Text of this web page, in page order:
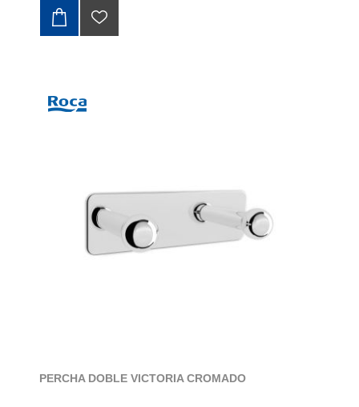
PERCHA DOBLE VICTORIA CROMADO